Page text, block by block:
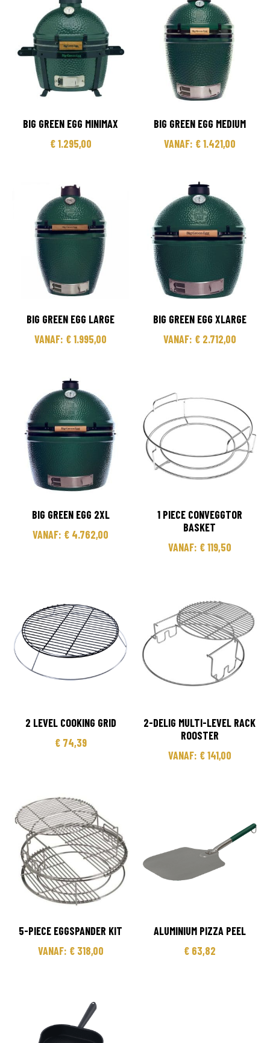
BIG GREEN EGG MINIMAX
€1.295,00
BIG GREEN EGG MEDIUM
VANAF: €1.421,00
BIG GREEN EGG LARGE
VANAF: €1.995,00
BIG GREEN EGG XLARGE
VANAF: €2.712,00
BIG GREEN EGG 2XL
VANAF: € 4.762,00
1 PIECE CONVEGGTOR
BASKET
VANAF: €119,50
2 LEVEL COOKING GRID
€74,39
2-DELIG MULTI-LEVEL RACK
ROOSTER
VANAF: €141,00
5-PIECE EGGSPANDER KIT
VANAF: €318,00
ALUMINIUM PIZZA PEEL
€63,82